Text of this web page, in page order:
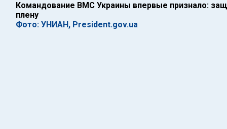
Командование ВМС Украины впервые признало:
плену
Фото: УНИАН, President.gov.ua